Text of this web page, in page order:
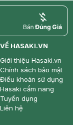
price
VỀ HASAKI.VN
Giới thiệu Hasaki.vn
Chính sách bảo mật
Điều khoản sử dụng
Hasaki cẩm nang
Tuyển dụng
Liên hệ